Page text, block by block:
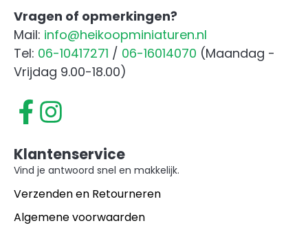
Vragen of opmerkingen?
Mail: info@heikoopminiaturen.nl
Tel: 06-10417271 / 06-16014070 (Maandag -
Vrijdag 9.00-18.00)
Klantenservice
Vind je antwoord snel en makkelijk.
Verzenden en Retourneren
Algemene voorwaarden